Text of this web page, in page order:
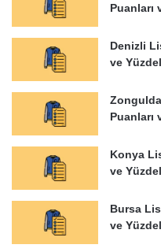
Puanları
Denizli
ve
Puanları
Konya
ve
Bursa
ve